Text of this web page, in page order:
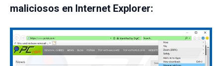
maliciosos en Internet Explorer: